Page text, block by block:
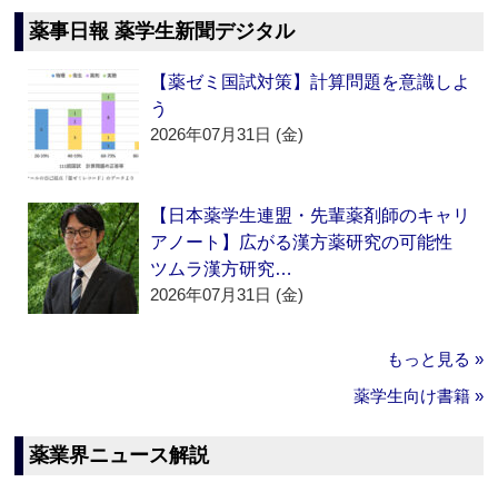
薬事日報 薬学生新聞デジタル
【薬ゼミ国試対策】計算問題を意識しよ
う
2026年07月31日 (金)
【日本薬学生連盟・先輩薬剤師のキャリ
アノート】広がる漢方薬研究の可能性
ツムラ漢方研究…
2026年07月31日 (金)
もっと見る »
薬学生向け書籍 »
薬業界ニュース解説